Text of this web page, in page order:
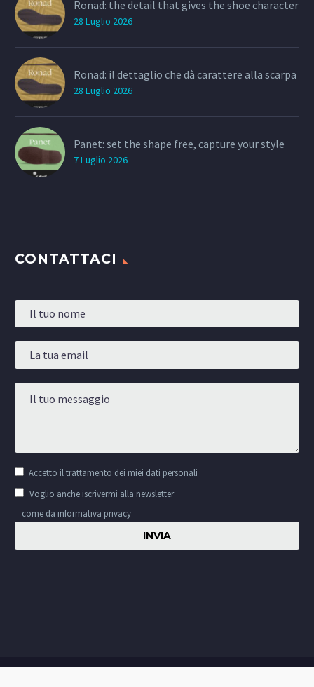
Ronad: the detail that gives the shoe character
28 Luglio 2026
Ronad: il dettaglio che dà carattere alla scarpa
28 Luglio 2026
Panet: set the shape free, capture your style
7 Luglio 2026
CONTATTACI
Accetto il trattamento dei miei dati personali
Voglio anche iscrivermi alla newsletter
come da informativa privacy